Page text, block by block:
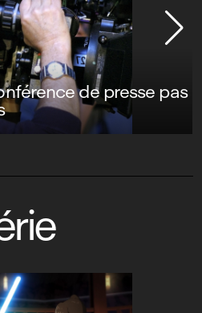
de presse pas